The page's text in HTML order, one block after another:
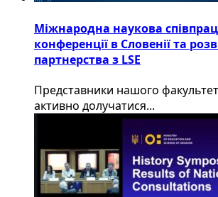
Міжнародна наукова
конференції в Словенії та
партнерства з LSE
​Представники нашого
активно долучатися...